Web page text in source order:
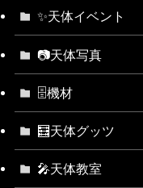
✨天体イベント
📷天体写真
🗄機材
🧮天体グッツ
🎤天体教室